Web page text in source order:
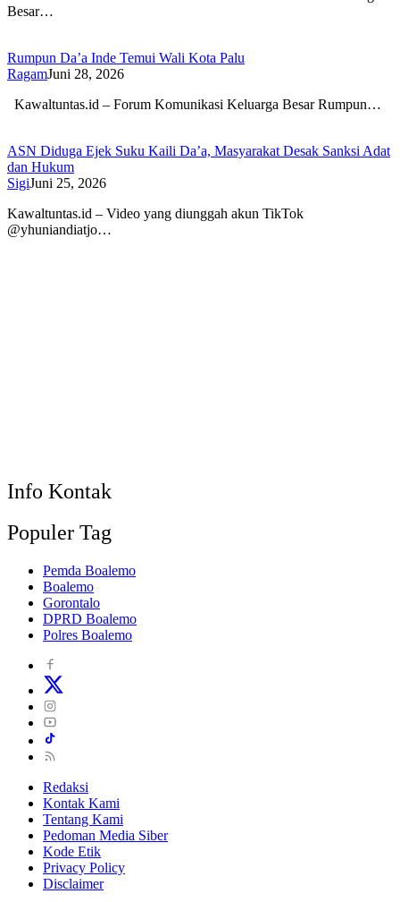
Besar…
Rumpun Da’a Inde Temui Wali Kota Palu
RagamJuni 28, 2026
Kawaltuntas.id – Forum Komunikasi Keluarga Besar Rumpun…
ASN Diduga Ejek Suku Kaili Da’a, Masyarakat Desak Sanksi Adat
dan Hukum
SigiJuni 25, 2026
Kawaltuntas.id – Video yang diunggah akun TikTok
@yhuniandiatjo…
Info Kontak
Populer Tag
Pemda Boalemo
Boalemo
Gorontalo
DPRD Boalemo
Polres Boalemo
Redaksi
Kontak Kami
Tentang Kami
Pedoman Media Siber
Kode Etik
Privacy Policy
Disclaimer